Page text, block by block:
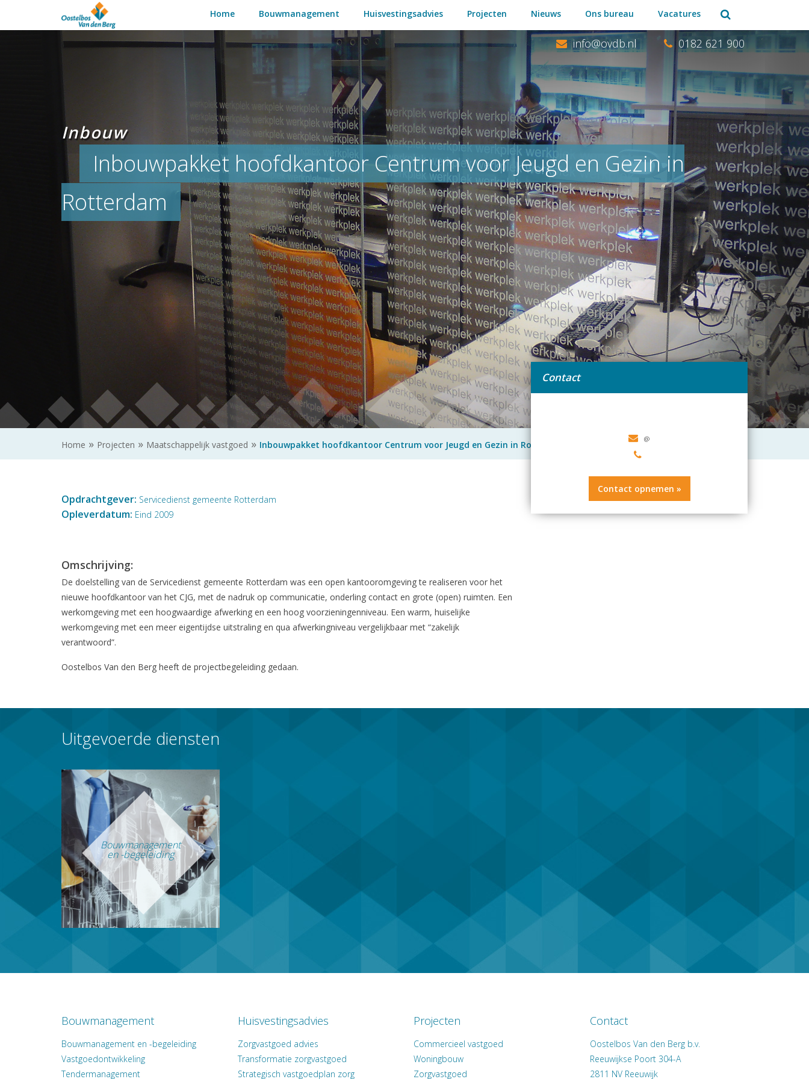
Home Bouwmanagement Huisvestingsadvies Projecten Nieuws Ons bureau Vacatures
0182 621 900
Inbouw
Inbouwpakket hoofdkantoor Centrum voor Jeugd en Gezin in
Rotterdam
Home Projecten Maatschappelijk vastgoed Inbouwpakket hoofdkantoor Centrum voor Jeugd en Gezin in Rotterdam
Opdrachtgever: Servicedienst gemeente Rotterdam
Opleverdatum: Eind 2009
Omschrijving:
De doelstelling van de Servicedienst gemeente Rotterdam was een open kantooromgeving te realiseren voor het
nieuwe hoofdkantoor van het CJG, met de nadruk op communicatie, onderling contact en grote (open) ruimten. Een
werkomgeving met een hoogwaardige afwerking en een hoog voorzieningenniveau. Een warm, huiselijke
werkomgeving met een meer eigentijdse uitstraling en qua afwerkingniveau vergelijkbaar met “zakelijk
verantwoord”.
Oostelbos Van den Berg heeft de projectbegeleiding gedaan.
Contact
Contact opnemen »
Uitgevoerde diensten
Bouwmanagement
en -begeleiding
Bouwmanagement
Bouwmanagement en -begeleiding
Vastgoedontwikkeling
Tendermanagement
Huisvestingsadvies
Zorgvastgoed advies
Transformatie zorgvastgoed
Strategisch vastgoedplan zorg
Projecten
Commercieel vastgoed
Woningbouw
Zorgvastgoed
Contact
Oostelbos Van den Berg b.v.
Reeuwijkse Poort 304-A
2811 NV Reeuwijk